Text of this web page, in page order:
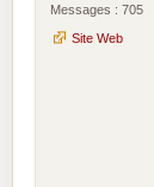
Messages : 705
Site Web